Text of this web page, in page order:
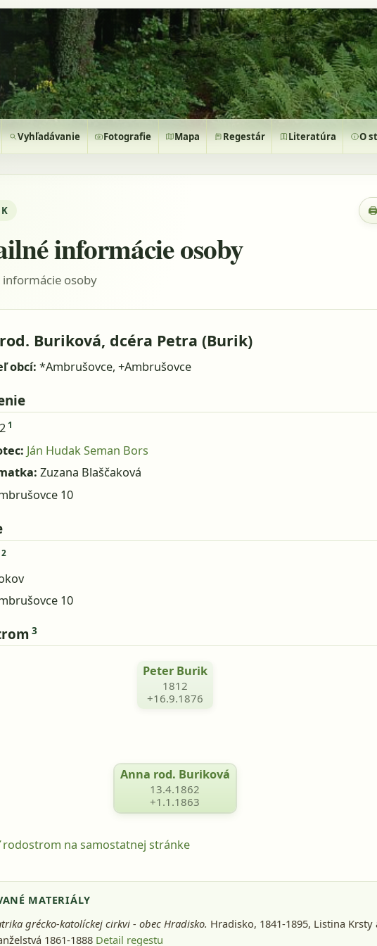
Vyhľadávanie Fotografie Mapa Regestár Literatúra O
🖨
informácie osoby
informácie osoby
Buriková, dcéra Petra (Burik)
obcí: *Ambrušovce, +Ambrušovce
1
Ján Hudak Seman Bors
Zuzana Blaščaková
10
2
10
3
Peter Burik
1812
+16.9.1876
Anna rod. Buriková
13.4.1862
+1.1.1863
rodostrom na samostatnej stránke
MATERIÁLY
grécko-katolíckej cirkvi - obec Hradisko. Hradisko, 1841-1895, Listina Krsty
1861-1888 Detail regestu